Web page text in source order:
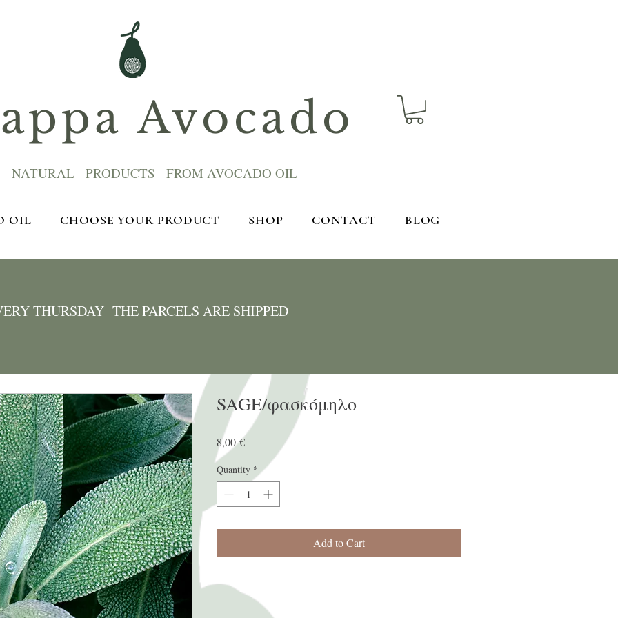
Avocado
NATURAL PRODUCTS FROM AVOCADO OIL
OIL CHOOSE YOUR PRODUCT SHOP CONTACT BLOG
THURSDAY THE PARCELS ARE SHIPPED
SAGE/φασκόμηλο
8,00 €Price
Quantity *
Add to Cart